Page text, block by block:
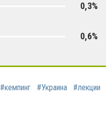
0,3%
0,6%
#кемпинг #Украина #лекции